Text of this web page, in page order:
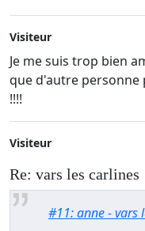
Visiteur
Je me suis trop bien
que d'autre personne
!!!!
Visiteur
Re: vars les carlines
#11: anne - vars